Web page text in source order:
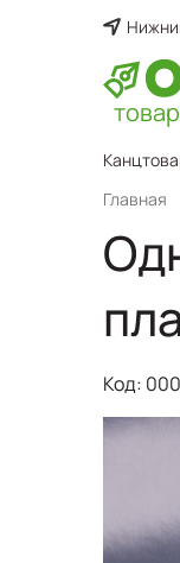
Главная
Код: